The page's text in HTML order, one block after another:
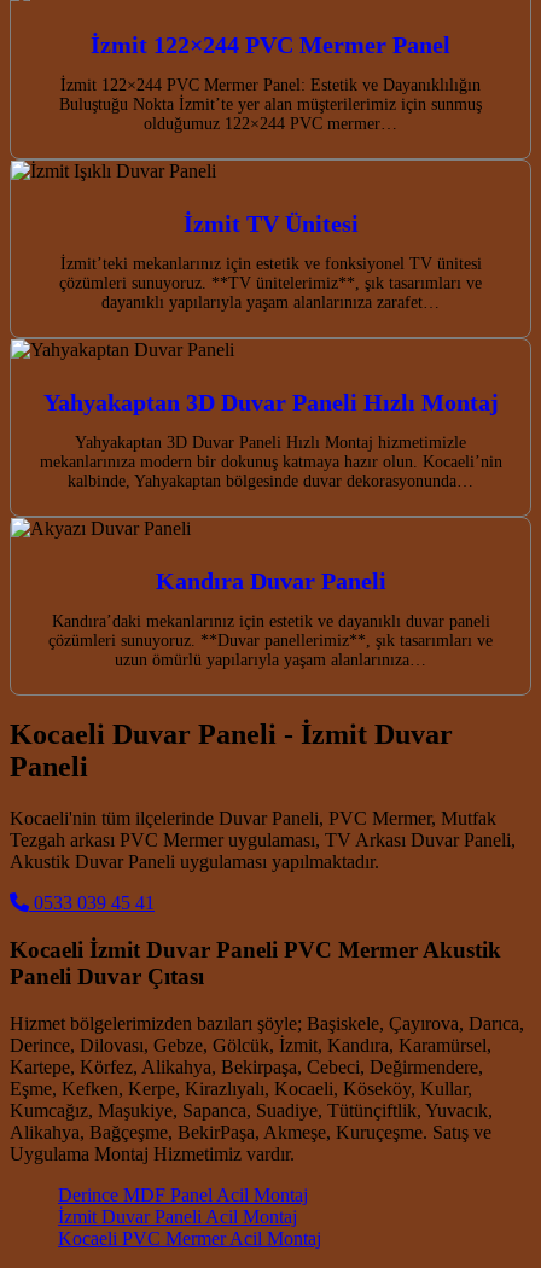
İzmit 122×244 PVC Mermer Panel
İzmit 122×244 PVC Mermer Panel: Estetik ve Dayanıklılığın
Buluştuğu Nokta İzmit’te yer alan müşterilerimiz için sunmuş
olduğumuz 122×244 PVC mermer…
İzmit TV Ünitesi
İzmit’teki mekanlarınız için estetik ve fonksiyonel TV ünitesi
çözümleri sunuyoruz. **TV ünitelerimiz**, şık tasarımları ve
dayanıklı yapılarıyla yaşam alanlarınıza zarafet…
Yahyakaptan 3D Duvar Paneli Hızlı Montaj
Yahyakaptan 3D Duvar Paneli Hızlı Montaj hizmetimizle
mekanlarınıza modern bir dokunuş katmaya hazır olun. Kocaeli’nin
kalbinde, Yahyakaptan bölgesinde duvar dekorasyonunda…
Kandıra Duvar Paneli
Kandıra’daki mekanlarınız için estetik ve dayanıklı duvar paneli
çözümleri sunuyoruz. **Duvar panellerimiz**, şık tasarımları ve
uzun ömürlü yapılarıyla yaşam alanlarınıza…
Kocaeli Duvar Paneli - İzmit Duvar
Paneli
Kocaeli'nin tüm ilçelerinde Duvar Paneli, PVC Mermer, Mutfak
Tezgah arkası PVC Mermer uygulaması, TV Arkası Duvar Paneli,
Akustik Duvar Paneli uygulaması yapılmaktadır.
0533 039 45 41
Kocaeli İzmit Duvar Paneli PVC Mermer Akustik
Paneli Duvar Çıtası
Hizmet bölgelerimizden bazıları şöyle; Başiskele, Çayırova, Darıca,
Derince, Dilovası, Gebze, Gölcük, İzmit, Kandıra, Karamürsel,
Kartepe, Körfez, Alikahya, Bekirpaşa, Cebeci, Değirmendere,
Eşme, Kefken, Kerpe, Kirazlıyalı, Kocaeli, Köseköy, Kullar,
Kumcağız, Maşukiye, Sapanca, Suadiye, Tütünçiftlik, Yuvacık,
Alikahya, Bağçeşme, BekirPaşa, Akmeşe, Kuruçeşme. Satış ve
Uygulama Montaj Hizmetimiz vardır.
Derince MDF Panel Acil Montaj
İzmit Duvar Paneli Acil Montaj
Kocaeli PVC Mermer Acil Montaj